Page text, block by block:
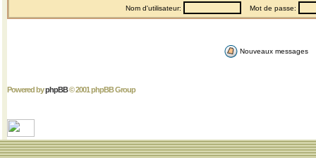
Nom d'utilisateur: Mot de passe:
Nouveaux messages
Powered byphpBB© 2001 phpBB Group